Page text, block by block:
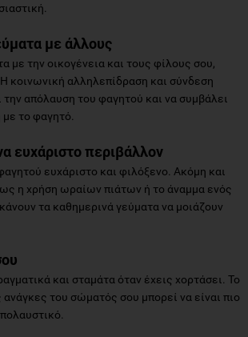
με άλλους
με την οικογένεια και τους φίλους σου,
Η κοινωνική αλληλεπίδραση και σύνδεση
την απόλαυση του φαγητού και να συμβάλει
το φαγητό.
ευχάριστο περιβάλλον
ευχάριστο και φιλόξενο. Ακόμη και
η χρήση ωραίων πιάτων ή το άναμμα ενός
τα καθημερινά γεύματα να μοιάζουν
και σταμάτα όταν έχεις χορτάσει. Το
του σώματός σου μπορεί να είναι πιο